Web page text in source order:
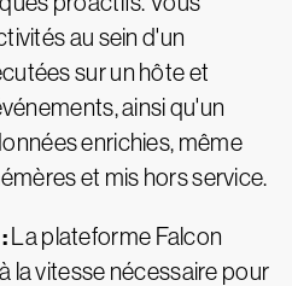
au sein d'un
sur un hôte et
ainsi qu'un
enrichies, même
et mis hors service.
La plateforme Falcon
la vitesse nécessaire pour